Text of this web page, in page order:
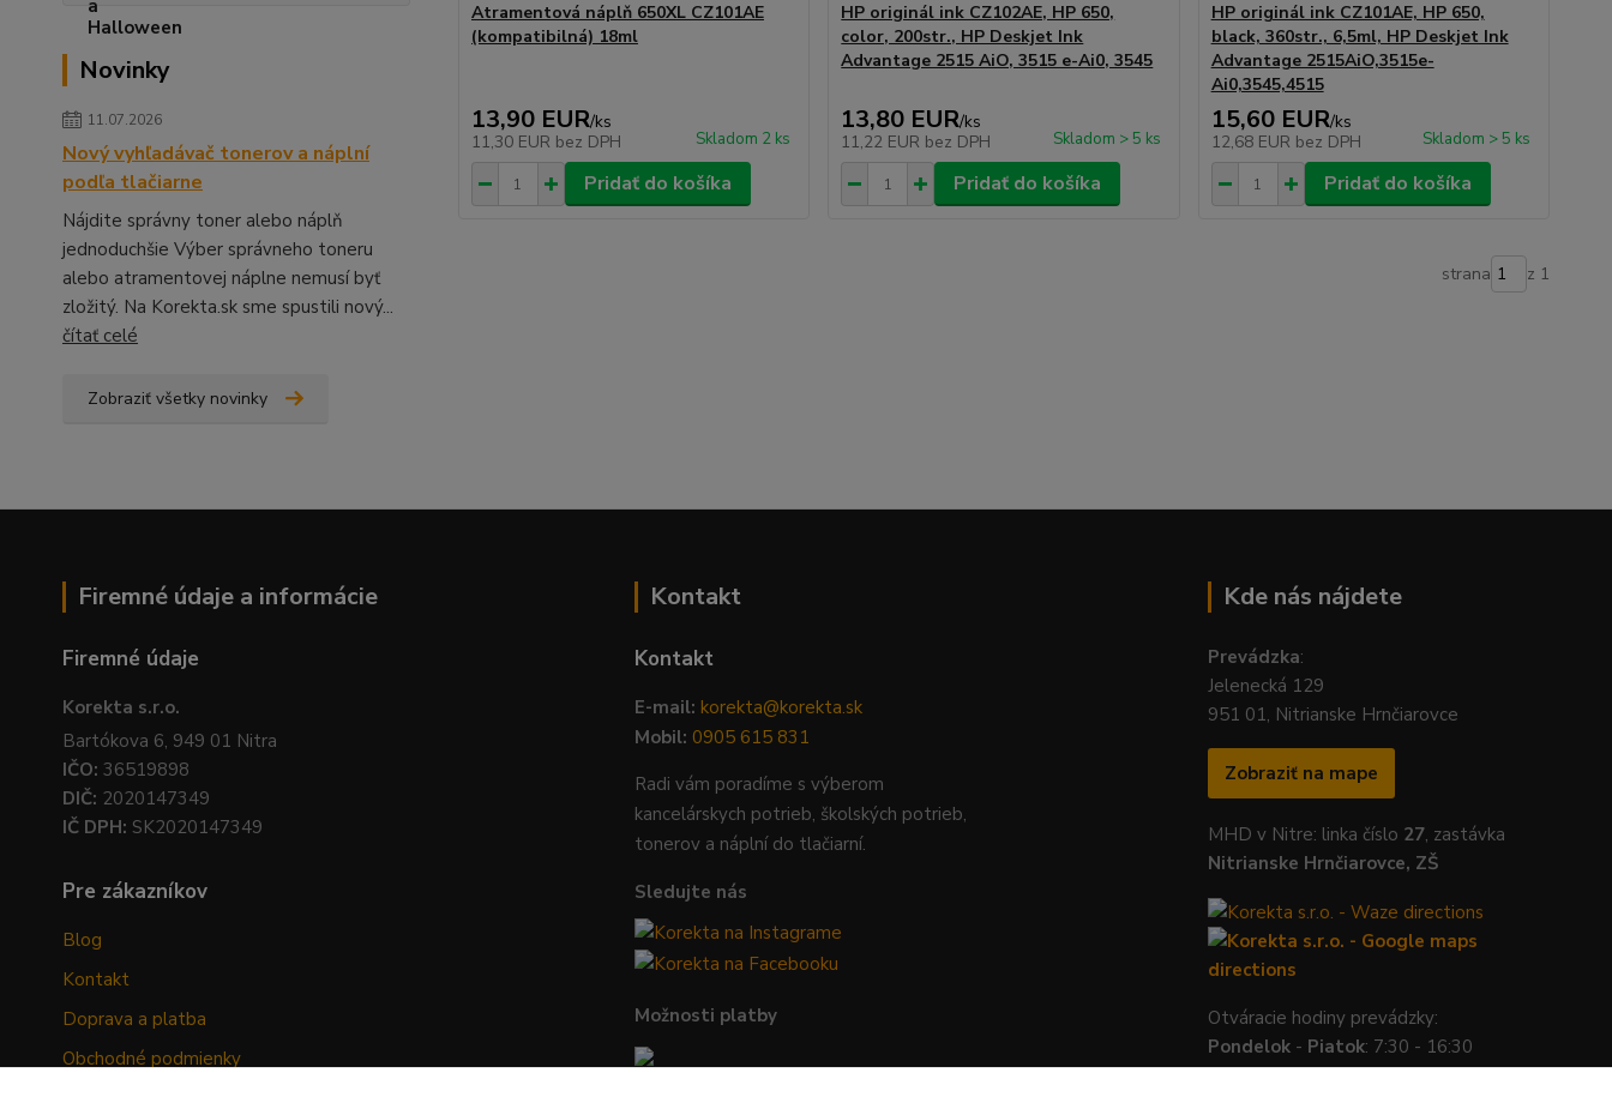
Novinky
11.07.2026
Nový vyhľadávač tonerov a náplní
podľa tlačiarne
Nájdite správny toner alebo náplň
jednoduchšie Výber správneho toneru
alebo atramentovej náplne nemusí byť
zložitý. Na Korekta.sk sme spustili nový...
čítať celé
Zobraziť všetky novinky
Atramentová náplň 650XL CZ101AE
(kompatibilná) 18ml
13,90 EUR/ks
11,30 EUR bez DPH Skladom 2 ks
Pridať do košíka
HP originál ink CZ102AE, HP 650,
color, 200str., HP Deskjet Ink
Advantage 2515 AiO, 3515 e-Ai0, 3545
13,80 EUR/ks
11,22 EUR bez DPH Skladom > 5 ks
Pridať do košíka
HP originál ink CZ101AE, HP 650,
black, 360str., 6,5ml, HP Deskjet Ink
Advantage 2515AiO,3515e-
Ai0,3545,4515
15,60 EUR/ks
12,68 EUR bez DPH Skladom > 5 ks
Pridať do košíka
strana z 1
Firemné údaje a informácie
Firemné údaje
Korekta s.r.o.
Bartókova 6, 949 01 Nitra
IČO: 36519898
DIČ: 2020147349
IČ DPH: SK2020147349
Pre zákazníkov
Blog
Kontakt
Doprava a platba
Obchodné podmienky
Kontakt
Kontakt
E-mail: korekta@korekta.sk
Mobil: 0905 615 831
Radi vám poradíme s výberom
kancelárskych potrieb, školských potrieb,
tonerov a náplní do tlačiarní.
Sledujte nás
Možnosti platby
Kde nás nájdete
Prevádzka:
Jelenecká 129
951 01, Nitrianske Hrnčiarovce
Zobraziť na mape
MHD v Nitre: linka číslo 27, zastávka
Nitrianske Hrnčiarovce, ZŠ
Otváracie hodiny prevádzky:
Pondelok - Piatok: 7:30 - 16:30